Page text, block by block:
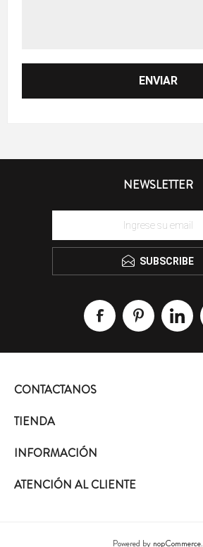
NEWSLETTER
SUBSCRIBE
CONTACTANOS
TIENDA
INFORMACIÓN
ATENCIÓN AL CLIENTE
Powered by nopCommerce.